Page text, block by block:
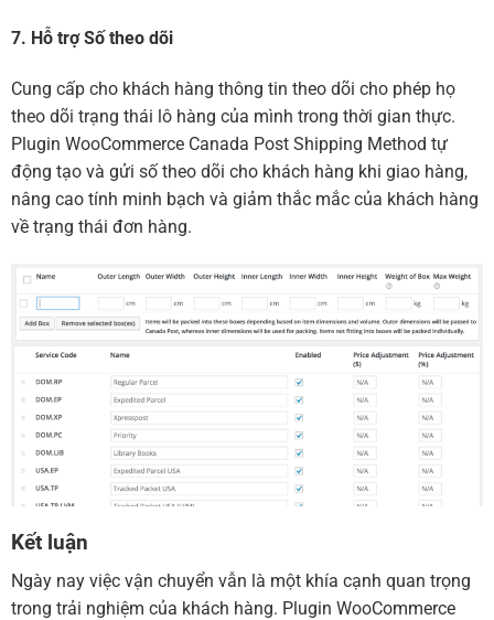
7. Hỗ trợ Số theo dõi
Cung cấp cho khách hàng thông tin theo dõi cho phép họ
theo dõi trạng thái lô hàng của mình trong thời gian thực.
Plugin WooCommerce Canada Post Shipping Method tự
động tạo và gửi số theo dõi cho khách hàng khi giao hàng,
nâng cao tính minh bạch và giảm thắc mắc của khách hàng
về trạng thái đơn hàng.
Kết luận
Ngày nay việc vận chuyển vẫn là một khía cạnh quan trọng
trong trải nghiệm của khách hàng. Plugin WooCommerce